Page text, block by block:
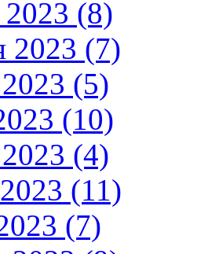
(8)
2023 (7)
(5)
(10)
(4)
(11)
(7)